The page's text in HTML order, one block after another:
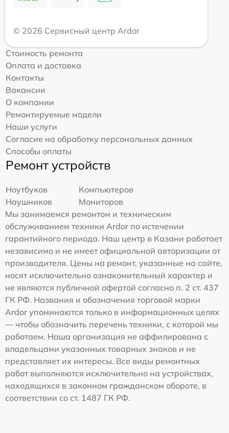
© 2026 Сервисный центр Ardor
Стоимость ремонта
Оплата и доставка
Контакты
Вакансии
О компании
Ремонтируемые модели
Наши услуги
Согласие на обработку персональных данных
Способы оплаты
Ремонт устройств
Ноутбуков
Компьютеров
Наушников
Мониторов
Мы занимаемся ремонтом и техническим
обслуживанием техники Ardor по истечении
гарантийного периода. Наш центр в Казани работает
независимо и не имеет официальной авторизации от
производителя. Цены на ремонт, указанные на сайте,
носят исключительно ознакомительный характер и
не являются публичной офертой согласно п. 2 ст. 437
ГК РФ. Названия и обозначения торговой марки
Ardor упоминаются только в информационных целях
— чтобы обозначить перечень техники, с которой мы
работаем. Наша организация не аффилирована с
владельцами указанных товарных знаков и не
представляет их интересы. Все виды ремонтных
работ выполняются исключительно на устройствах,
находящихся в законном гражданском обороте, в
соответствии со ст. 1487 ГК РФ.